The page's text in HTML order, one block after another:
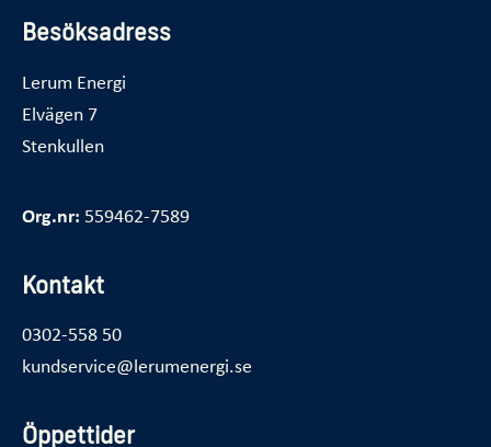
Besöksadress
Lerum Energi
Elvägen 7
Stenkullen
Org.nr: 559462-7589
Kontakt
0302-558 50
kundservice@lerumenergi.se
Öppettider